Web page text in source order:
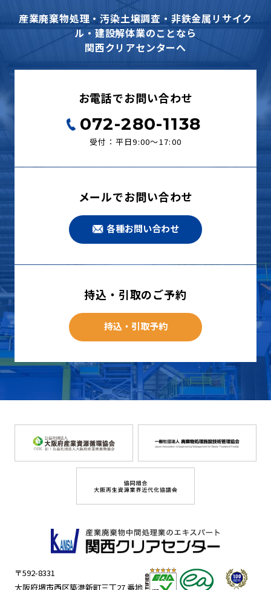
産業廃棄物処理・汚染土壌調査・非鉄金属リサイク
ル・建設解体業のことなら
関西クリアセンターへ
お電話でお問い合わせ
072-280-1138
受付：平日9:00〜17:00
メールでお問い合わせ
各種お問い合わせ
持込・引取のご予約
持込・引取予約
〒592-8331
大阪府堺市西区築港新町三丁27 番地